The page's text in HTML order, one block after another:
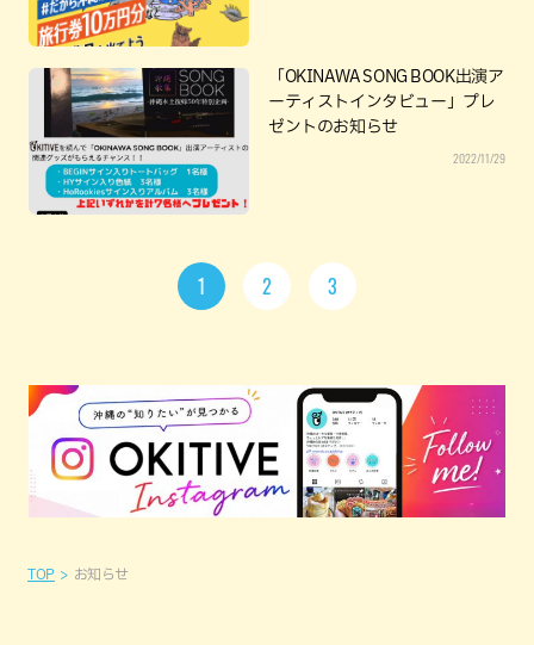
「OKINAWA SONG BOOK出演ア
ーティストインタビュー」プレ
ゼントのお知らせ
2022/11/29
1 2 3
TOP お知らせ